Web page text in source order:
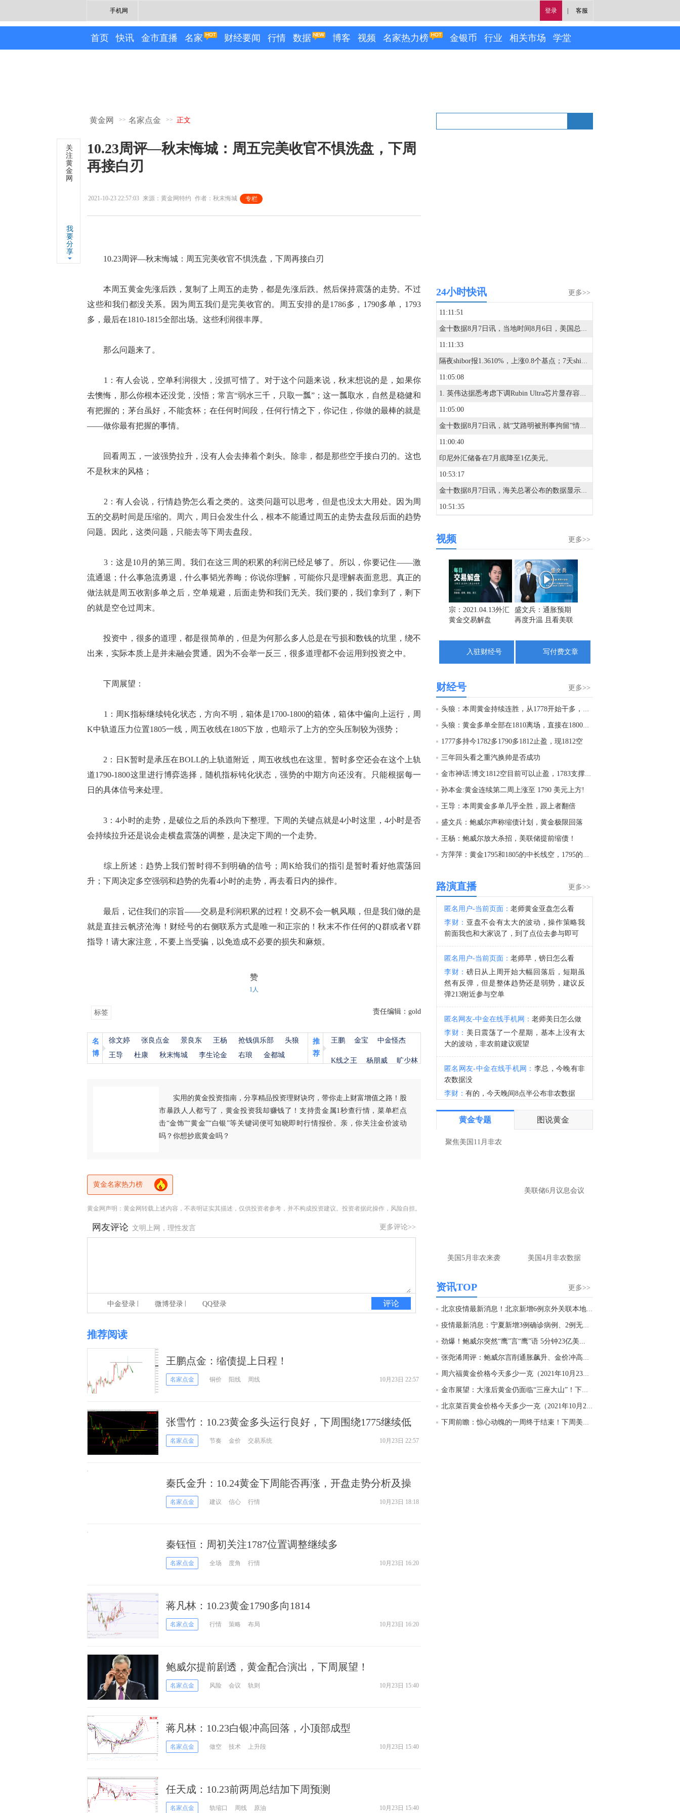
登录 客服
手机网
首页 快讯 金市直播 名家 财经要闻 行情 数据 博客 视频 名家热力榜 金银币 行业 相关市场 学堂
黄金网 >> 名家点金 >> 正文
10.23周评—秋末悔城：周五完美收官不惧洗盘，下周
再接白刃
2021-10-23 22:57:03 来源：黄金网特约 作者：秋末悔城 专栏
专栏
关
注
黄
金
网
我
要
分
享
10.23周评—秋末悔城：周五完美收官不惧洗盘，下周再接白刃
本周五黄金先涨后跌，复制了上周五的走势，都是先涨后跌。然后保持震荡的走势。不过
这些和我们都没关系。因为周五我们是完美收官的。周五安排的是1786多，1790多单，1793
多，最后在1810-1815全部出场。这些利润很丰厚。
那么问题来了。
1：有人会说，空单利润很大，没抓可惜了。对于这个问题来说，秋末想说的是，如果你
去懊悔，那么你根本还没觉，没悟；常言“弱水三千，只取一瓢”；这一瓢取水，自然是稳健和
有把握的；茅台虽好，不能贪杯；在任何时间段，任何行情之下，你记住，你做的最棒的就是
——做你最有把握的事情。
回看周五，一波强势拉升，没有人会去捧着个刺头。除非，都是那些空手接白刃的。这也
不是秋末的风格；
2：有人会说，行情趋势怎么看之类的。这类问题可以思考，但是也没太大用处。因为周
五的交易时间是压缩的。周六，周日会发生什么，根本不能通过周五的走势去盘段后面的趋势
问题。因此，这类问题，只能去等下周去盘段。
3：这是10月的第三周。我们在这三周的积累的利润已经足够了。所以，你要记住——激
流通退；什么事急流勇退，什么事韬光养晦；你说你理解，可能你只是理解表面意思。真正的
做法就是周五收割多单之后，空单规避，后面走势和我们无关。我们要的，我们拿到了，剩下
的就是空仓过周末。
投资中，很多的道理，都是很简单的，但是为何那么多人总是在亏损和数钱的坑里，绕不
出来，实际本质上是并未融会贯通。因为不会举一反三，很多道理都不会运用到投资之中。
下周展望：
1：周K指标继续钝化状态，方向不明，箱体是1700-1800的箱体，箱体中偏向上运行，周
K中轨道压力位置1805一线，周五收线在1805下放，也暗示了上方的空头压制较为强势；
2：日K暂时是承压在BOLL的上轨道附近，周五收线也在这里。暂时多空还会在这个上轨
道1790-1800这里进行博弈选择，随机指标钝化状态，强势的中期方向还没有。只能根据每一
日的具体信号来处理。
3：4小时的走势，是破位之后的杀跌向下整理。下周的关键点就是4小时这里，4小时是否
会持续拉升还是说会走横盘震荡的调整，是决定下周的一个走势。
综上所述：趋势上我们暂时得不到明确的信号；周K给我们的指引是暂时看好他震荡回
升；下周决定多空强弱和趋势的先看4小时的走势，再去看日内的操作。
最后，记住我们的宗旨——交易是利润积累的过程！交易不会一帆风顺，但是我们做的是
就是直挂云帆济沧海！财经号的右侧联系方式是唯一和正宗的！秋末不作任何的Q群或者V群
指导！请大家注意，不要上当受骗，以免造成不必要的损失和麻烦。
赞
1人
标签 责任编辑：gold
名
博
徐文婷 张良点金 景良东 王杨 抢钱俱乐部
头狼
王导
杜康 秋末悔城 李生论金 右琅 金都城
推
荐
王鹏 金宝 中金怪杰
K线之王 杨朋威 旷少林
实用的黄金投资指南，分享精品投资理财诀窍，带你走上财富增值之路！股
市暴跌人人都亏了，黄金投资我却赚钱了！支持贵金属1秒查行情，菜单栏点
击“金饰”“黄金”“白银”等关键词便可知晓即时行情报价。亲，你关注金价波动
吗？你想抄底黄金吗？
黄金名家热力榜
黄金网声明：黄金网转载上述内容，不表明证实其描述，仅供投资者参考，并不构成投资建议。投资者据此操作，风险自担。
更多评论>>
网友评论 文明上网，理性发言
评论
中金登录 微博登录 QQ登录
推荐阅读
王鹏点金：缩债提上日程！
名家点金 铜价 阳线 周线 10月23日 22:57
张雪竹：10.23黄金多头运行良好，下周围绕1775继续低
多名家点金 节奏 金价 交易系统 10月23日 22:57
秦氏金升：10.24黄金下周能否再涨，开盘走势分析及操
作建议
名家点金 建议 信心 行情 10月23日 18:18
秦钰恒：周初关注1787位置调整继续多
名家点金 全场 度角 行情 10月23日 16:20
蒋凡林：10.23黄金1790多向1814
名家点金 行情 策略 布局 10月23日 16:20
鲍威尔提前剧透，黄金配合演出，下周展望！
名家点金 风险 会议 轨则 10月23日 15:40
蒋凡林：10.23白银冲高回落，小顶部成型
名家点金 做空 技术 上升段 10月23日 15:40
任天成：10.23前两周总结加下周预测
名家点金 轨缩口 周线 原油 10月23日 15:40
更多>>
24小时快讯
11:11:51
金十数据8月7日讯，当地时间8月6日，美国总统特朗普签署行政令，依据《1962年贸易扩展法》第232条，对进口多晶硅及其衍生产品采取最低进口价格和额外关税措施，以支持美国国内多晶硅、半导体和太阳能供应链。晶科能源工作人员称，对美国刚出的新政策还需要做进一步的研判，待研判成熟后可进一步沟通，也可以参考第三方机构的分析。同日，天合光能工作人员表示，公司销售组件为主，多晶硅只是组件生产的一种原料，是产业链的一环。另外，公司在北美出口比较少，且出货主要通过合作伙伴，暂时影响不大。（中新经纬）
11:11:33
隔夜shibor报1.3610%，上涨0.8个基点；7天shibor报1.3910%，上涨0.8个基点；3个月shibor报1.4300%，与上日持平。点击查看>>
11:05:08
1. 英伟达据悉考虑下调Rubin Ultra芯片显存容量。2. 台积电等研发出单层MoS2顶栅晶体管。3. 存储涨价后：苹果上调多款iPhone、iPad、Mac及安卓手机以旧换新折抵价，最高达25%。4. 台积电N2制程产能充足但DRAM短缺，苹果iPhone 18备货面临压力。5. 华为数据存储产品副总裁：存储涨价有一定影响，目前可以保证客户供应。6. 杠杆ETF风暴一个月，韩国股市距离风险出清还有“最后一公里”。7. 马斯克：内存芯片的需求增长速度远远超过了供应增速。8. 芯片新架构大幅降低空间望远镜计算功耗。9. 欧菲光控股中科岛晶，卡位玻璃基先进封装赛道。10. 机构：上半年全球高端智能手机市场占比创历史新高达29%。11. Q2净利润暴涨256倍，华邦电子透露客户已抢订2030年存储产能。
11:05:00
金十数据8月7日讯，就“艾路明被刑事拘留”情况是否属实及进展，三特索道回应称，公司无从知晓该事项情况，艾路明与公司不存在控制与被控制关系。目前公司经营一切正常。此外，三特索道表示，关于公司非经营性资金占用事项，全部占用资金连同对应利息均已于2022年4月以现金形式全额偿还。公司已于2023年回归国资，进入发展快车道，连续三年净利润保持增长。8月5日，有报道称，“律师称湖北前首富艾路明被刑拘，涉嫌非法吸收公众存款”。目前，该律师相关发文已删除。（贝壳财经）
11:00:40
印尼外汇储备在7月底降至1亿美元。
10:53:17
金十数据8月7日讯，海关总署公布的数据显示，中国7月集成电路出口金额达387.4亿美元，1至7月累计出口金额达2160亿美元，同比增长99.5%。
10:51:35
10:51:17
10:51:10
10:49:26
港股大模型概念股持续走高，MINIMAX-W(00100.HK)涨近25%，智谱(02513.HK)涨超17%。
10:38:04
10:37:51
更多>>
视频
宗：2021.04.13外汇
黄金交易解盘
盛文兵：通胀预期
再度升温 且看美联
入驻财经号
写付费文章
更多>>
财经号
头狼：本周黄金持续连胜，从1778开始干多，实现八连胜
头狼：黄金多单全部在1810离场，直接在1800干空
1777多持今1782多1790多1812止盈，现1812空
三年回头看之重汽换帅是否成功
金市神话:博文1812空目前可以止盈，1783支撑上可以做多
孙本金:​黄金连续第二周上涨至 1790 美元上方!
王导：本周黄金多单几乎全胜，跟上者翻倍
盛文兵：鲍威尔声称缩债计划，黄金极限回落
王杨：鲍威尔放大杀招，美联储提前缩债！
方萍萍：黄金1795和1805的中长线空，1795的空单盈利
更多>>
路演直播
匿名用户-当前页面： 老师黄金亚盘怎么看
李财： 亚盘不会有太大的波动，操作策略我
前面我也和大家说了，到了点位去参与即可
匿名用户-当前页面： 老师早，镑日怎么看
李财： 磅日从上周开始大幅回落后，短期虽
然有反弹，但是整体趋势还是弱势，建议反
弹213附近参与空单
匿名网友-中金在线手机网： 老师美日怎么做
李财： 美日震荡了一个星期，基本上没有太
大的波动，非农前建议观望
匿名网友-中金在线手机网： 李总，今晚有非
农数据没
李财： 有的，今天晚间8点半公布非农数据
匿名网友-中金在线手机网：
谢谢老师
有任何问题均可以提出来交流的，早
间确实没有太大的波动
前布局，回踩4220-4225附近多，防守4205，
李财： 上方做空位置在79.5附近可以参与，多
黄金专题 图说黄金
聚焦美国11月非农
美联储6月议息会议
美国5月非农来袭 美国4月非农数据
更多>>
资讯TOP
北京疫情最新消息！北京新增6例京外关联本地确...
疫情最新消息：宁夏新增3例确诊病例、2例无症状...
劲爆！鲍威尔突然“鹰”言“鹰”语 5分钟23亿美...
张尧浠周评：鲍威尔言削通胀飙升、金价冲高回落...
周六福黄金价格今天多少一克（2021年10月23日）...
金市展望：大涨后黄金仍面临“三座大山”！下周...
北京菜百黄金价格今天多少一克（2021年10月23日...
下周前瞻：惊心动魄的一周终于结束！下周美GDP...